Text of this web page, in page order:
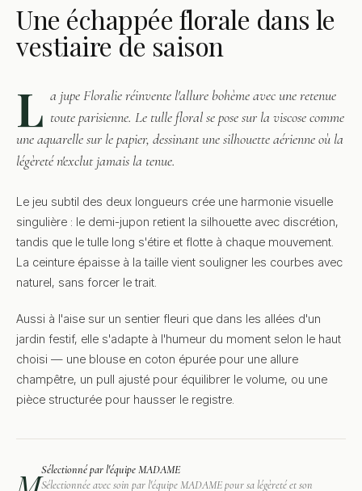
Une échappée florale dans le
vestiaire de saison
L a jupe Floralie réinvente l'allure bohème avec une retenue
toute parisienne. Le tulle floral se pose sur la viscose comme
une aquarelle sur le papier, dessinant une silhouette aérienne où la
légèreté n'exclut jamais la tenue.
Le jeu subtil des deux longueurs crée une harmonie visuelle
singulière : le demi-jupon retient la silhouette avec discrétion,
tandis que le tulle long s'étire et flotte à chaque mouvement.
La ceinture épaisse à la taille vient souligner les courbes avec
naturel, sans forcer le trait.
Aussi à l'aise sur un sentier fleuri que dans les allées d'un
jardin festif, elle s'adapte à l'humeur du moment selon le haut
choisi — une blouse en coton épurée pour une allure
champêtre, un pull ajusté pour équilibrer le volume, ou une
pièce structurée pour hausser le registre.
Sélectionné par l'équipe MADAME
Sélectionnée avec soin par l'équipe MADAME pour sa légèreté et son